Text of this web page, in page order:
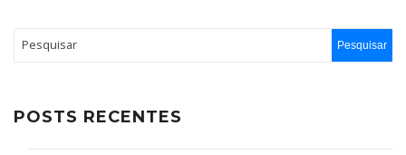
POSTS RECENTES